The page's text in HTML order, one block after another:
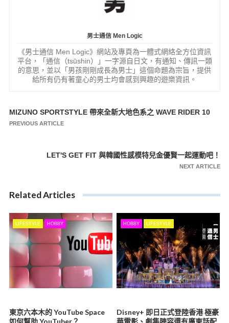
男士通信 Men Logic
《男士通信 Men Logic》網站及專頁為一體式網絡全方位資訊
平台，「通信（tsūshin）」一字源自日文，有通知、傳訊一類
的意思，並以「男孩剛剛成長為男士」這個命題為宗旨，提供
給所有仍有著童心的男士均會感到興趣的遊樂資訊。
文
MIZUNO SPORTSTYLE 帶來全新大地色系之 WAVE RIDER 10
PREVIOUS ARTICLE
LET'S GET FIT 與韓國性感模特兒金優賢一起運動吧！
NEXT ARTICLE
Related Articles
LIFESTYLE HOBBY
東京六本木的 YouTube Space
如何幫助 YouTuber？
HOBBY LIFESTYLE
Disney+ 即日正式登陸香港 極豪
華電影、劇集陣容還有廣東話配